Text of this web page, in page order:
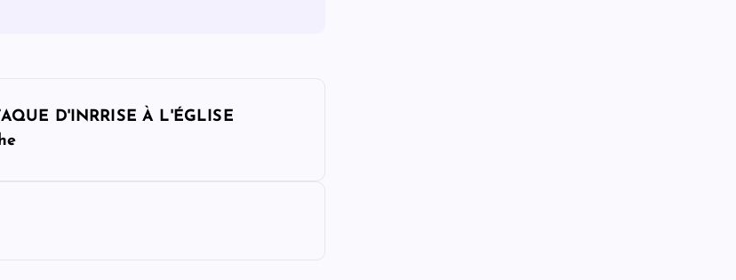
D'INRRISE À L'ÉGLISE